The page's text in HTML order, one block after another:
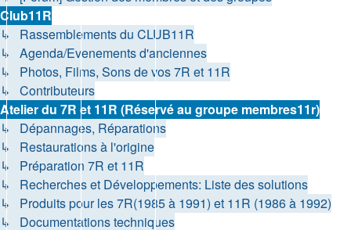
Club11R
↳ Rassemblements du CLUB11R
↳ Agenda/Evenements d'anciennes
↳ Photos, Films, Sons de vos 7R et 11R
↳ Contributeurs
Atelier du 7R et 11R (Réservé au groupe membres11r)
↳ Dépannages, Réparations
↳ Restaurations à l'origine
↳ Préparation 7R et 11R
↳ Recherches et Développements: Liste des solutions
↳ Produits pour les 7R(1985 à 1991) et 11R (1986 à 1992)
↳ Documentations techniques